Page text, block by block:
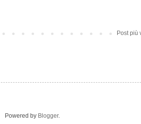
Post più
Powered by Blogger.